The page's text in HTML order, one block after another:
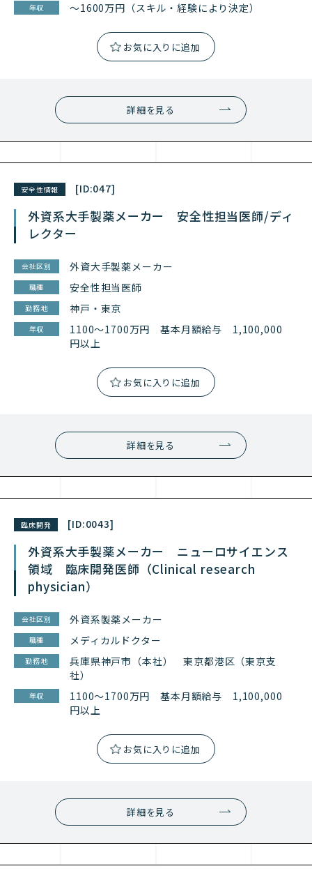
年収 ～1600万円（スキル・経験により決定）
詳細を見る
安全性情報 [ID:047]
外資系大手製薬メーカー 安全性担当医師/ディ
レクター
会社区別 外資大手製薬メーカー
職種 安全性担当医師
勤務地 神戸・東京
年収
1100～1700万円 基本月額給与 1,100,000
円以上
詳細を見る
臨床開発 [ID:0043]
外資系大手製薬メーカー ニューロサイエンス
領域 臨床開発医師（Clinical research
physician）
会社区別 外資系製薬メーカー
職種 メディカルドクター
勤務地
兵庫県神戸市（本社） 東京都港区（東京支
社）
年収
1100～1700万円 基本月額給与 1,100,000
円以上
詳細を見る